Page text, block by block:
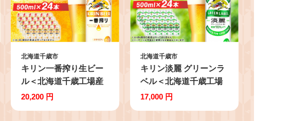
北海道千歳市
キリン一番搾り生ビー
ル＜北海道千歳工場産
＞500ml（24本）
20,200 円
北海道千歳市
キリン淡麗 グリーンラ
ベル＜北海道千歳工場
産＞500ml（24本）
17,000 円